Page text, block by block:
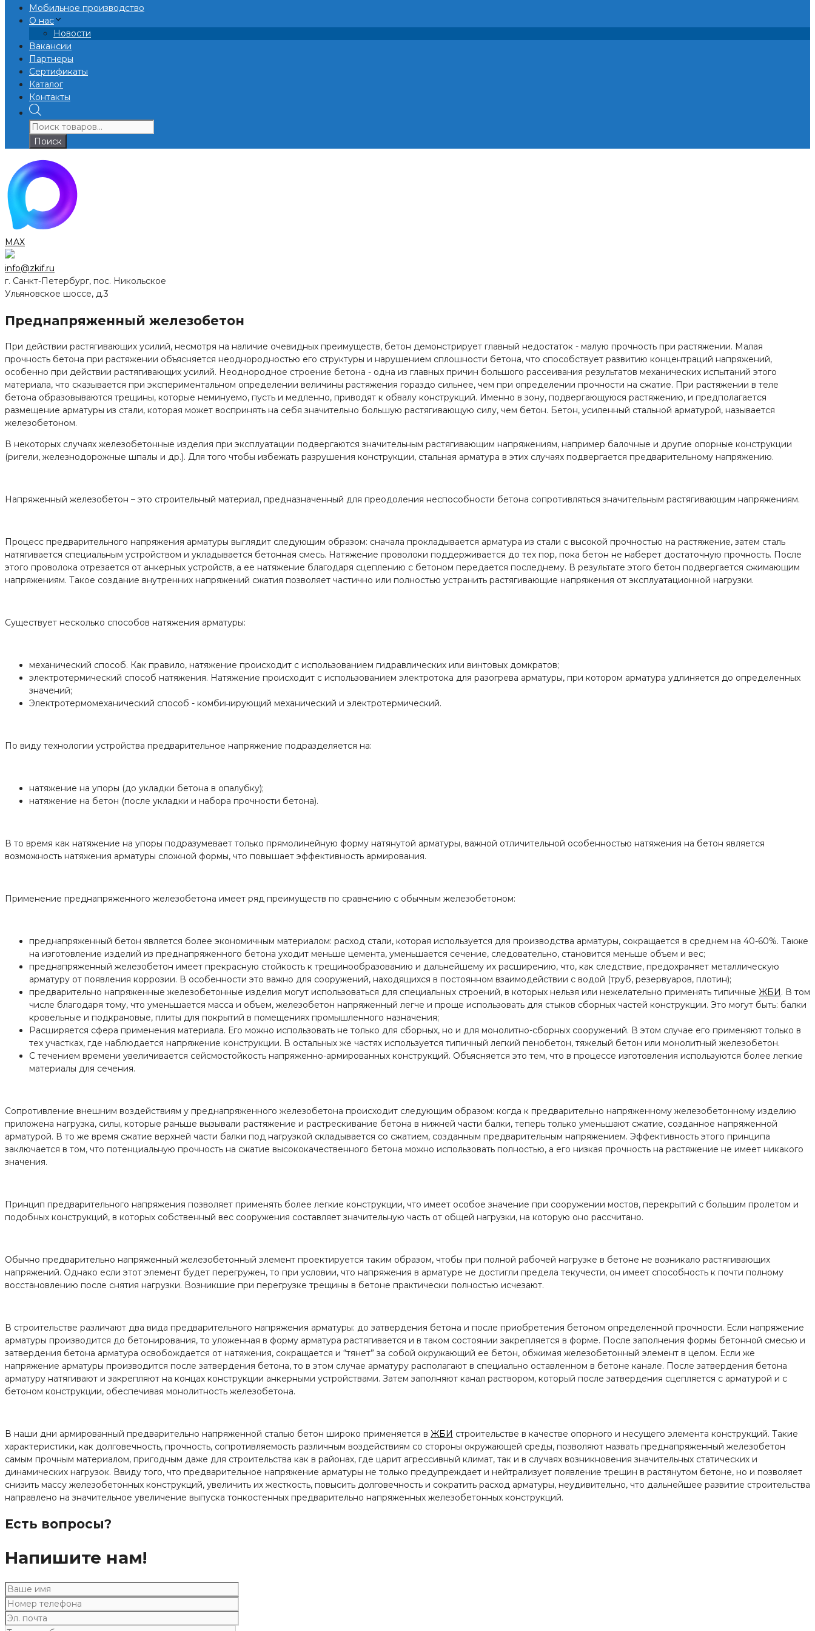
Мобильное производство
О нас
Новости
Вакансии
Партнеры
Сертификаты
Каталог
Контакты
Поиск
товаров
Поиск
MAX
info@zkif.ru
г. Санкт-Петербург, пос. Никольское
Ульяновское шоссе, д.3
Преднапряженный железобетон
При действии растягивающих усилий, несмотря на наличие очевидных преимуществ, бетон демонстрирует главный недостаток - малую прочность при растяжении. Малая
прочность бетона при растяжении объясняется неоднородностью его структуры и нарушением сплошности бетона, что способствует развитию концентраций напряжений,
особенно при действии растягивающих усилий. Неоднородное строение бетона - одна из главных причин большого рассеивания результатов механических испытаний этого
материала, что сказывается при экспериментальном определении величины растяжения гораздо сильнее, чем при определении прочности на сжатие. При растяжении в теле
бетона образовываются трещины, которые неминуемо, пусть и медленно, приводят к обвалу конструкций. Именно в зону, подвергающуюся растяжению, и предполагается
размещение арматуры из стали, которая может воспринять на себя значительно большую растягивающую силу, чем бетон. Бетон, усиленный стальной арматурой, называется
железобетоном.
В некоторых случаях железобетонные изделия при эксплуатации подвергаются значительным растягивающим напряжениям, например балочные и другие опорные конструкции
(ригели, железнодорожные шпалы и др.). Для того чтобы избежать разрушения конструкции, стальная арматура в этих случаях подвергается предварительному напряжению.
Напряженный железобетон – это строительный материал, предназначенный для преодоления неспособности бетона сопротивляться значительным растягивающим напряжениям.
Процесс предварительного напряжения арматуры выглядит следующим образом: сначала прокладывается арматура из стали с высокой прочностью на растяжение, затем сталь
натягивается специальным устройством и укладывается бетонная смесь. Натяжение проволоки поддерживается до тех пор, пока бетон не наберет достаточную прочность. После
этого проволока отрезается от анкерных устройств, а ее натяжение благодаря сцеплению с бетоном передается последнему. В результате этого бетон подвергается сжимающим
напряжениям. Такое создание внутренних напряжений сжатия позволяет частично или полностью устранить растягивающие напряжения от эксплуатационной нагрузки.
Существует несколько способов натяжения арматуры:
механический способ. Как правило, натяжение происходит с использованием гидравлических или винтовых домкратов;
электротермический способ натяжения. Натяжение происходит с использованием электротока для разогрева арматуры, при котором арматура удлиняется до определенных
значений;
Электротермомеханический способ - комбинирующий механический и электротермический.
По виду технологии устройства предварительное напряжение подразделяется на:
натяжение на упоры (до укладки бетона в опалубку);
натяжение на бетон (после укладки и набора прочности бетона).
В то время как натяжение на упоры подразумевает только прямолинейную форму натянутой арматуры, важной отличительной особенностью натяжения на бетон является
возможность натяжения арматуры сложной формы, что повышает эффективность армирования.
Применение преднапряженного железобетона имеет ряд преимуществ по сравнению с обычным железобетоном:
преднапряженный бетон является более экономичным материалом: расход стали, которая используется для производства арматуры, сокращается в среднем на 40-60%. Также
на изготовление изделий из преднапряженного бетона уходит меньше цемента, уменьшается сечение, следовательно, становится меньше объем и вес;
преднапряженный железобетон имеет прекрасную стойкость к трещинообразованию и дальнейшему их расширению, что, как следствие, предохраняет металлическую
арматуру от появления коррозии. В особенности это важно для сооружений, находящихся в постоянном взаимодействии с водой (труб, резервуаров, плотин);
предварительно напряженные железобетонные изделия могут использоваться для специальных строений, в которых нельзя или нежелательно применять типичные ЖБИ. В том
числе благодаря тому, что уменьшается масса и объем, железобетон напряженный легче и проще использовать для стыков сборных частей конструкции. Это могут быть: балки
кровельные и подкрановые, плиты для покрытий в помещениях промышленного назначения;
Расширяется сфера применения материала. Его можно использовать не только для сборных, но и для монолитно-сборных сооружений. В этом случае его применяют только в
тех участках, где наблюдается напряжение конструкции. В остальных же частях используется типичный легкий пенобетон, тяжелый бетон или монолитный железобетон.
С течением времени увеличивается сейсмостойкость напряженно-армированных конструкций. Объясняется это тем, что в процессе изготовления используются более легкие
материалы для сечения.
Сопротивление внешним воздействиям у преднапряженного железобетона происходит следующим образом: когда к предварительно напряженному железобетонному изделию
приложена нагрузка, силы, которые раньше вызывали растяжение и растрескивание бетона в нижней части балки, теперь только уменьшают сжатие, созданное напряженной
арматурой. В то же время сжатие верхней части балки под нагрузкой складывается со сжатием, созданным предварительным напряжением. Эффективность этого принципа
заключается в том, что потенциальную прочность на сжатие высококачественного бетона можно использовать полностью, а его низкая прочность на растяжение не имеет никакого
значения.
Принцип предварительного напряжения позволяет применять более легкие конструкции, что имеет особое значение при сооружении мостов, перекрытий с большим пролетом и
подобных конструкций, в которых собственный вес сооружения составляет значительную часть от общей нагрузки, на которую оно рассчитано.
Обычно предварительно напряженный железобетонный элемент проектируется таким образом, чтобы при полной рабочей нагрузке в бетоне не возникало растягивающих
напряжений. Однако если этот элемент будет перегружен, то при условии, что напряжения в арматуре не достигли предела текучести, он имеет способность к почти полному
восстановлению после снятия нагрузки. Возникшие при перегрузке трещины в бетоне практически полностью исчезают.
В строительстве различают два вида предварительного напряжения арматуры: до затвердения бетона и после приобретения бетоном определенной прочности. Если напряжение
арматуры производится до бетонирования, то уложенная в форму арматура растягивается и в таком состоянии закрепляется в форме. После заполнения формы бетонной смесью и
затвердения бетона арматура освобождается от натяжения, сокращается и “тянет” за собой окружающий ее бетон, обжимая железобетонный элемент в целом. Если же
напряжение арматуры производится после затвердения бетона, то в этом случае арматуру располагают в специально оставленном в бетоне канале. После затвердения бетона
арматуру натягивают и закрепляют на концах конструкции анкерными устройствами. Затем заполняют канал раствором, который после затвердения сцепляется с арматурой и с
бетоном конструкции, обеспечивая монолитность железобетона.
В наши дни армированный предварительно напряженной сталью бетон широко применяется в ЖБИ строительстве в качестве опорного и несущего элемента конструкций. Такие
характеристики, как долговечность, прочность, сопротивляемость различным воздействиям со стороны окружающей среды, позволяют назвать преднапряженный железобетон
самым прочным материалом, пригодным даже для строительства как в районах, где царит агрессивный климат, так и в случаях возникновения значительных статических и
динамических нагрузок. Ввиду того, что предварительное напряжение арматуры не только предупреждает и нейтрализует появление трещин в растянутом бетоне, но и позволяет
снизить массу железобетонных конструкций, увеличить их жесткость, повысить долговечность и сократить расход арматуры, неудивительно, что дальнейшее развитие строительства
направлено на значительное увеличение выпуска тонкостенных предварительно напряженных железобетонных конструкций.
Есть вопросы?
Напишите нам!